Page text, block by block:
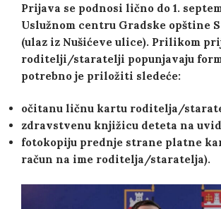
Prijava se podnosi lično do 1.
Uslužnom centru Gradske opštine
(ulaz iz Nušićeve ulice). Prilikom
roditelji/staratelji popunjavaju
potrebno je priložiti sledeće:
očitanu ličnu kartu roditelja/
zdravstvenu knjižicu deteta na
fotokopiju prednje strane platne
račun na ime roditelja/staratelja).